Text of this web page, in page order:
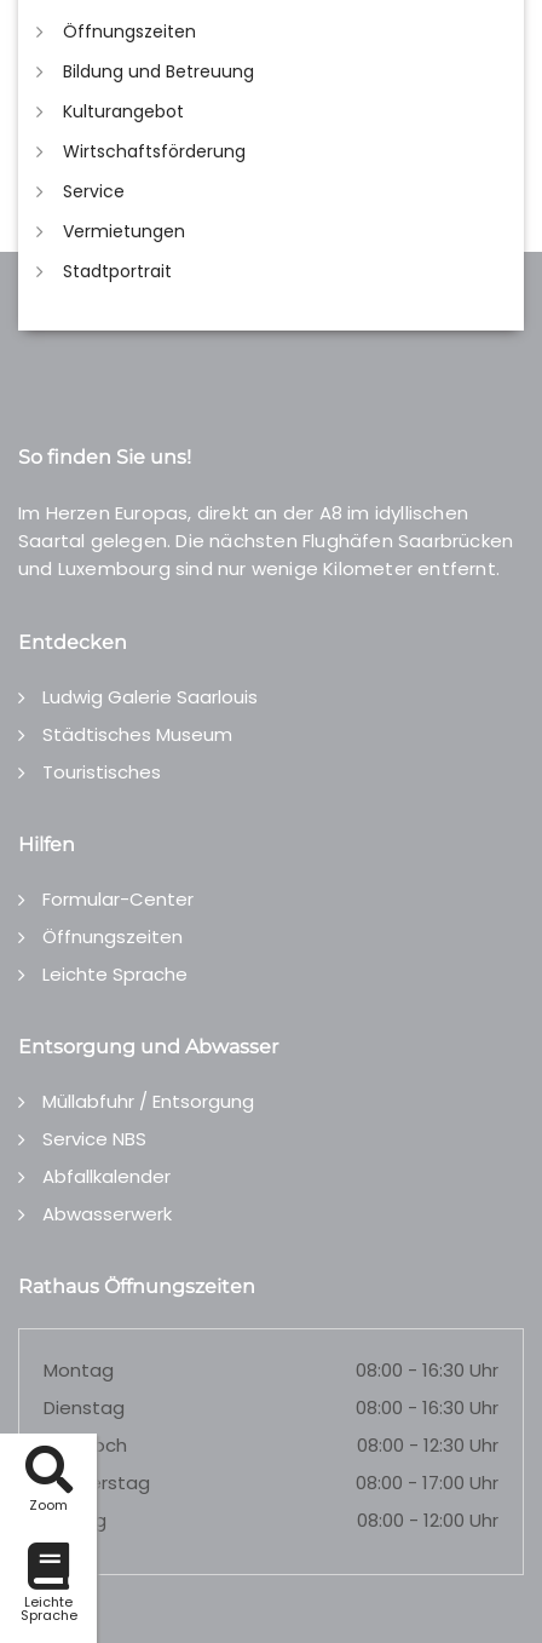
Zoom
Leichte
Sprache
Öffnungszeiten
Bildung und Betreuung
Kulturangebot
Wirtschaftsförderung
Service
Vermietungen
Stadtportrait
So finden Sie uns!
Im Herzen Europas, direkt an der A8 im idyllischen
Saartal gelegen. Die nächsten Flughäfen Saarbrücken
und Luxembourg sind nur wenige Kilometer entfernt.
Entdecken
Ludwig Galerie Saarlouis
Städtisches Museum
Touristisches
Hilfen
Formular-Center
Öffnungszeiten
Leichte Sprache
Entsorgung und Abwasser
Müllabfuhr / Entsorgung
Service NBS
Abfallkalender
Abwasserwerk
Rathaus Öffnungszeiten
Montag
08:00 - 16:30 Uhr
Dienstag
08:00 - 16:30 Uhr
Mittwoch
08:00 - 12:30 Uhr
Donnerstag
08:00 - 17:00 Uhr
Freitag
08:00 - 12:00 Uhr